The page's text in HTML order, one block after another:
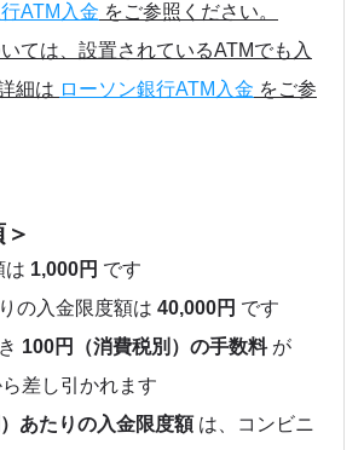
ATM入金 をご参照ください。
ては、設置されているATMでも入
細は ローソン銀行ATM入金 をご参
は 1,000円 です
の入金限度額は 40,000円 です
100円（消費税別）の手数料が
差し引かれます
あたりの入金限度額は、コンビニ